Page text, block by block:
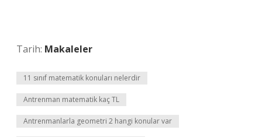
Tarih: Makaleler
11 sınıf matematik konuları nelerdir
Antrenman matematik kaç TL
Antrenmanlarla geometri 2 hangi konular var